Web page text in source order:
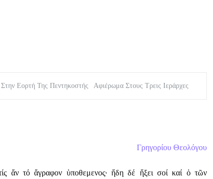
Εορτή Της Πεντηκοστής Αφιέρωμα Στους Τρεις Ιεράρχες
Γρηγορίου Θεολόγου
ἄν τό ἄγραφον ὑποθεμενος· ἤδη δέ ἤξει σοί καί ὁ τῶν